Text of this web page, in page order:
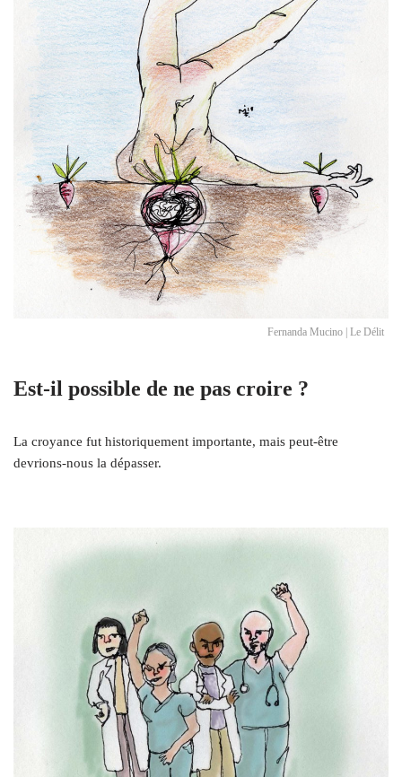
Fernanda Mucino | Le Délit
Est-il possible de ne pas croire ?
La croyance fut historiquement importante, mais peut-être
devrions-nous la dépasser.